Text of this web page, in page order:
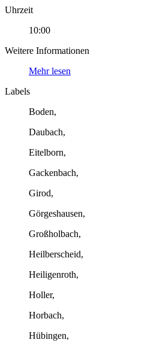
Uhrzeit
10:00
Weitere Informationen
Mehr lesen
Labels
Boden,
Daubach,
Eitelborn,
Gackenbach,
Girod,
Görgeshausen,
Großholbach,
Heilberscheid,
Heiligenroth,
Holler,
Horbach,
Hübingen,